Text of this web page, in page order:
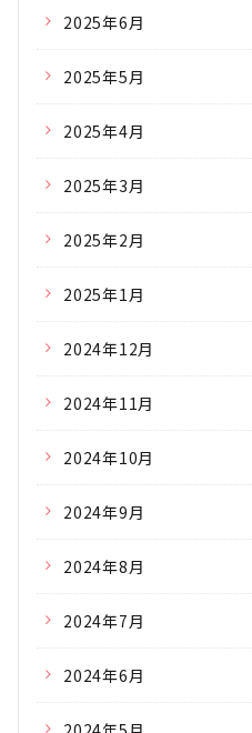
2025年6月
2025年5月
2025年4月
2025年3月
2025年2月
2025年1月
2024年12月
2024年11月
2024年10月
2024年9月
2024年8月
2024年7月
2024年6月